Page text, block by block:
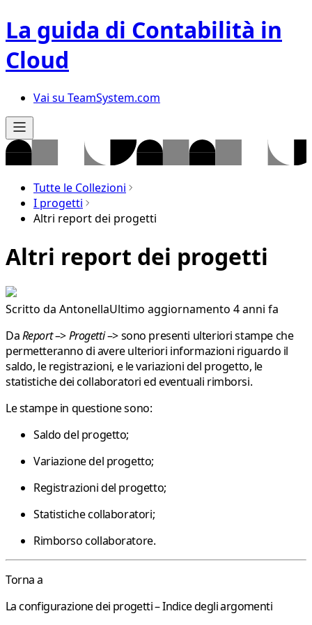
La guida di Contabilità in
Cloud
Vai su TeamSystem.com
Tutte le Collezioni
I progetti
Altri report dei progetti
Altri report dei progetti
Scritto da AntonellaUltimo aggiornamento 4 anni fa
DaReport–>Progetti–> sono presenti ulteriori stampe che
permetteranno di avere ulteriori informazioni riguardo il
saldo, le registrazioni, e le variazioni del progetto, le
statistiche dei collaboratori ed eventuali rimborsi.
Le stampe in questione sono:
Saldo del progetto;
Variazione del progetto;
Registrazioni del progetto;
Statistiche collaboratori;
Rimborso collaboratore.
Torna a
La configurazione dei progetti – Indice degli argomenti